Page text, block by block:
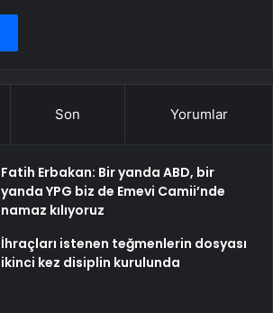
Son Yorumlar
Fatih Erbakan: Bir yanda ABD, bir
yanda YPG biz de Emevi Camii’nde
namaz kılıyoruz
İhraçları istenen teğmenlerin dosyası
ikinci kez disiplin kurulunda